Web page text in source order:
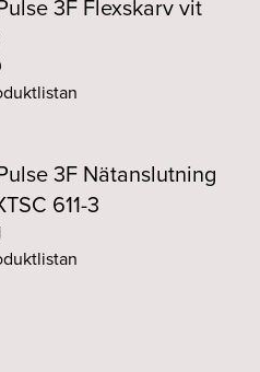
3F Flexskarv vit
3F Nätanslutning
611-3